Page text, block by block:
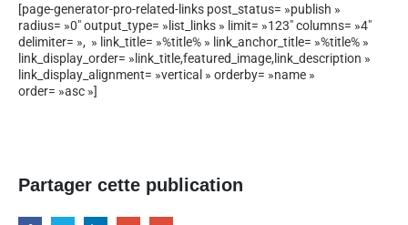
[page-generator-pro-related-links post_status= »publish »
radius= »0″ output_type= »list_links » limit= »123″ columns= »4″
delimiter= », » link_title= »%title% » link_anchor_title= »%title% »
link_display_order= »link_title,featured_image,link_description »
link_display_alignment= »vertical » orderby= »name »
order= »asc »]
Partager cette publication